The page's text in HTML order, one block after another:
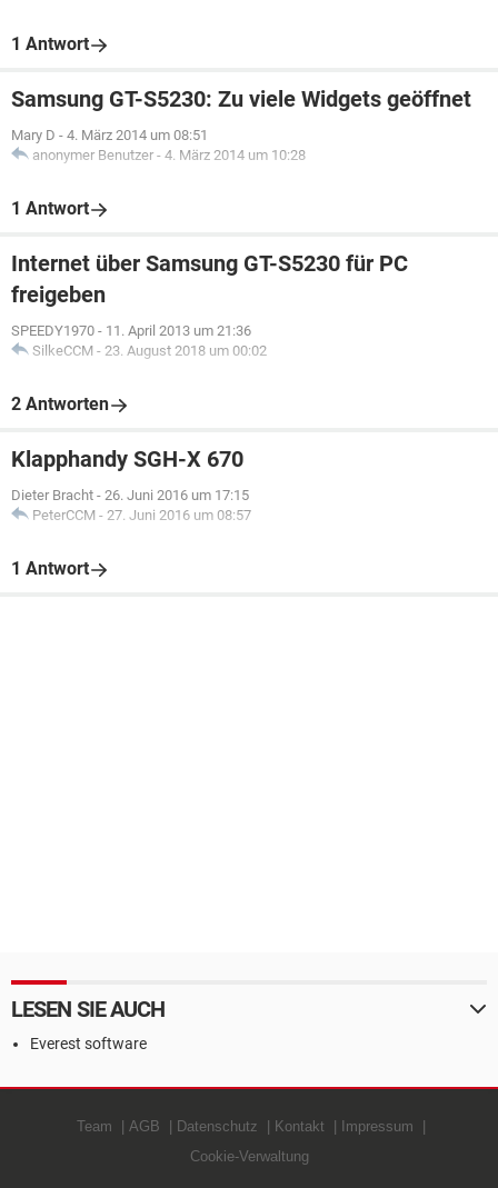
1 Antwort
Samsung GT-S5230: Zu viele Widgets geöffnet
Mary D - 4. März 2014 um 08:51
anonymer Benutzer - 4. März 2014 um 10:28
1 Antwort
Internet über Samsung GT-S5230 für PC
freigeben
SPEEDY1970 - 11. April 2013 um 21:36
SilkeCCM - 23. August 2018 um 00:02
2 Antworten
Klapphandy SGH-X 670
Dieter Bracht - 26. Juni 2016 um 17:15
PeterCCM - 27. Juni 2016 um 08:57
1 Antwort
LESEN SIE AUCH
Everest software
Team AGB Datenschutz Kontakt
Impressum
Cookie-Verwaltung